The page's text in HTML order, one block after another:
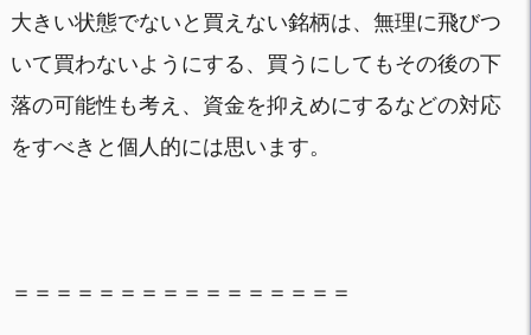
大きい状態でないと買えない銘柄は、無理に飛びつ
いて買わないようにする、買うにしてもその後の下
落の可能性も考え、資金を抑えめにするなどの対応
をすべきと個人的には思います。
＝＝＝＝＝＝＝＝＝＝＝＝＝＝＝＝